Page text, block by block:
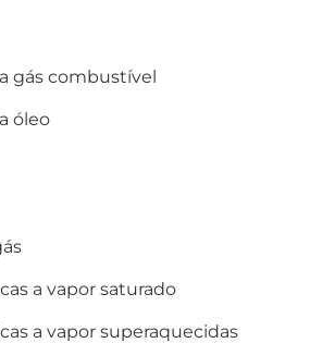
gás combustível
óleo
a vapor saturado
a vapor superaquecidas